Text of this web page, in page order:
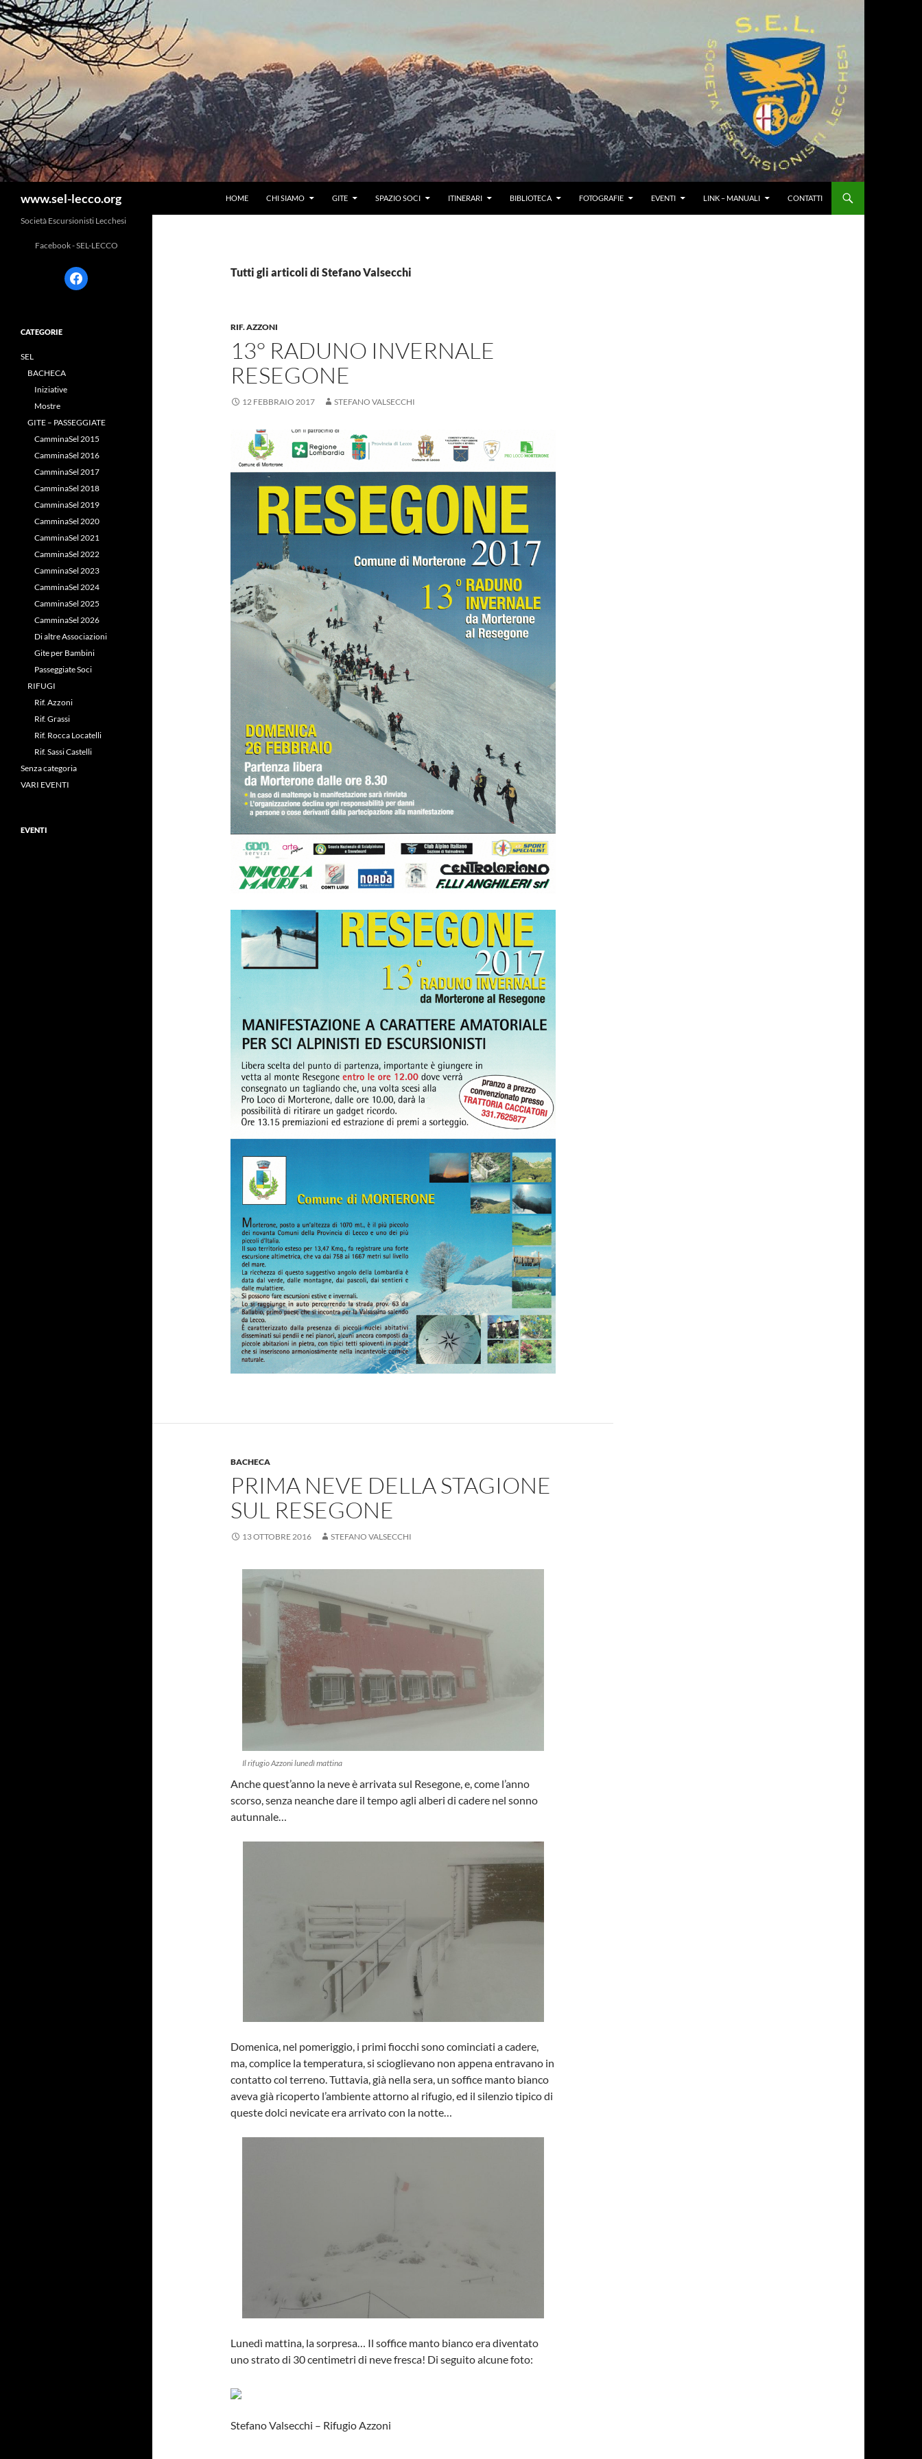
Vai
al
contenuto
www.sel-lecco.org HOME CHI SIAMO GITE SPAZIO SOCI ITINERARI BIBLIOTECA FOTOGRAFIE EVENTI LINK – MANUALI CONTATTI
Tutti gli articoli di Stefano Valsecchi
RIF. AZZONI
13° RADUNO INVERNALE
RESEGONE
12 FEBBRAIO 2017 STEFANO VALSECCHI
BACHECA
PRIMA NEVE DELLA STAGIONE
SUL RESEGONE
13 OTTOBRE 2016 STEFANO VALSECCHI
Il rifugio Azzoni lunedì mattina
Anche quest’anno la neve è arrivata sul Resegone, e, come l’anno
scorso, senza neanche dare il tempo agli alberi di cadere nel sonno
autunnale…
Domenica, nel pomeriggio, i primi fiocchi sono cominciati a cadere,
ma, complice la temperatura, si scioglievano non appena entravano in
contatto col terreno. Tuttavia, già nella sera, un soffice manto bianco
aveva già ricoperto l’ambiente attorno al rifugio, ed il silenzio tipico di
queste dolci nevicate era arrivato con la notte…
Lunedì mattina, la sorpresa… Il soffice manto bianco era diventato
uno strato di 30 centimetri di neve fresca! Di seguito alcune foto:
Stefano Valsecchi – Rifugio Azzoni
Società Escursionisti Lecchesi
Facebook - SEL-LECCO
facebook
CATEGORIE
SEL
BACHECA
Iniziative
Mostre
GITE – PASSEGGIATE
CamminaSel 2015
CamminaSel 2016
CamminaSel 2017
CamminaSel 2018
CamminaSel 2019
CamminaSel 2020
CamminaSel 2021
CamminaSel 2022
CamminaSel 2023
CamminaSel 2024
CamminaSel 2025
CamminaSel 2026
Di altre Associazioni
Gite per Bambini
Passeggiate Soci
RIFUGI
Rif. Azzoni
Rif. Grassi
Rif. Rocca Locatelli
Rif. Sassi Castelli
Senza categoria
VARI EVENTI
EVENTI